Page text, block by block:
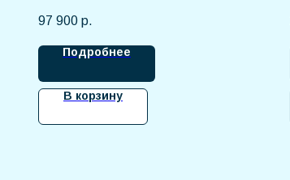
97 900 р.
Подробнее
В корзину